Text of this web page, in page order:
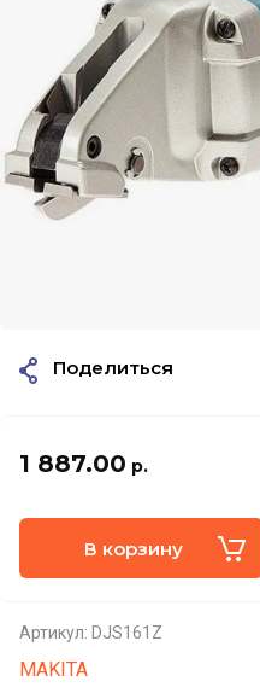
1 887.00 р.
В корзину
Артикул: DJS161Z
MAKITA
Поделиться